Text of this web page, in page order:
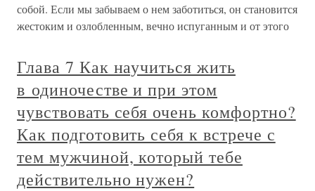
собой. Если мы забываем о нем заботиться, он становится
жестоким и озлобленным, вечно испуганным и от этого
Глава 7 Как научиться жить
в одиночестве и при этом
чувствовать себя очень комфортно?
Как подготовить себя к встрече с
тем мужчиной, который тебе
действительно нужен?